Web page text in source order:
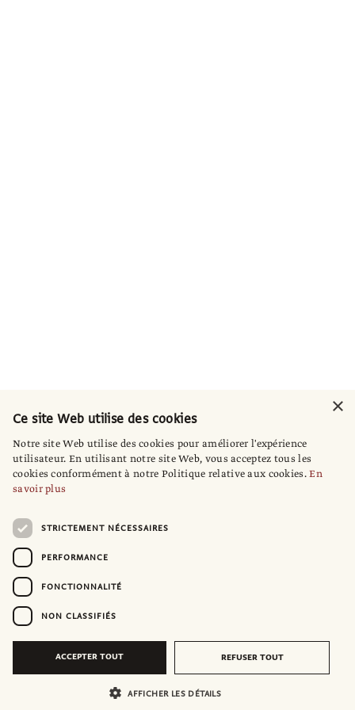
×
Ce site Web utilise des cookies
Notre site Web utilise des cookies pour améliorer l'expérience
utilisateur. En utilisant notre site Web, vous acceptez tous les
cookies conformément à notre Politique relative aux cookies.En
savoir plus
STRICTEMENT NÉCESSAIRES
PERFORMANCE
FONCTIONNALITÉ
NON CLASSIFIÉS
ACCEPTER TOUT REFUSER TOUT
AFFICHER LES DÉTAILS